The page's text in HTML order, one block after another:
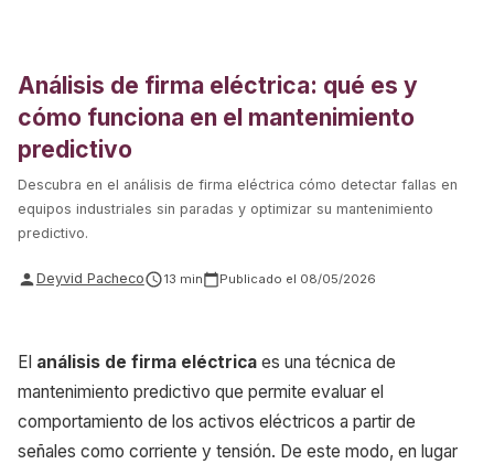
Análisis de firma eléctrica: qué es y
cómo funciona en el mantenimiento
predictivo
Descubra en el análisis de firma eléctrica cómo detectar fallas en
equipos industriales sin paradas y optimizar su mantenimiento
predictivo.
Deyvid Pacheco 13 min Publicado el 08/05/2026
El análisis de firma eléctrica es una técnica de
mantenimiento predictivo que permite evaluar el
comportamiento de los activos eléctricos a partir de
señales como corriente y tensión. De este modo, en lugar